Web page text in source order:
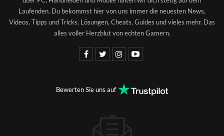
Laufenden. Du bekommst hier von uns immer die neuesten News,
Videos, Tipps und Tricks, Lösungen, Cheats, Guides und vieles mehr. Das
alles voller Herzblut von echten Gamern.
Bewerten Sie uns auf